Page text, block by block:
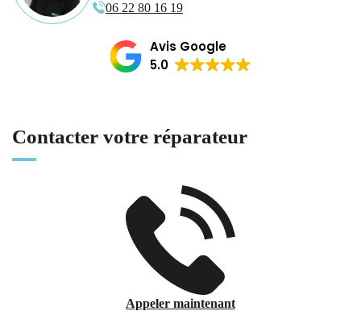
06 22 80 16 19
Avis Google
5.0
Contacter votre réparateur
Appeler maintenant